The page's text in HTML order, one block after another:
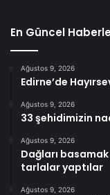
En Güncel
Ağustos 9, 2026
Edirne’de
Ağustos 9, 2026
33 şehidimizin
Ağustos 9, 2026
Dağları
tarlalar yaptılar
Ağustos 9, 2026